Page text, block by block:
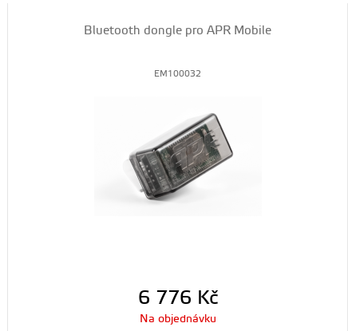
Bluetooth dongle pro APR Mobile
EM100032
6 776 Kč
Na objednávku